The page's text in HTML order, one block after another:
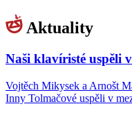
Aktuality
Naši klavíristé uspěli
Vojtěch Mikysek a Arnošt
Inny Tolmačové uspěli v